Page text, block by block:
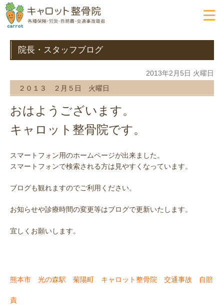
院長・スタッフブログ
2013年2月5日 火曜日
２０１３ ２月５日 火曜日
おはようございます。
キャロット整骨院です。
スマートフォン用のホームページが出来ました。
スマートフォンで検索される方は見やすくなっています。
ブログも観れますのでご利用ください。
お知らせや診療時間の変更等はブログで更新いたします。
宜しくお願いします。
熊本市 光の森駅 菊陽町 キャロット整骨院 交通事故 自賠
責